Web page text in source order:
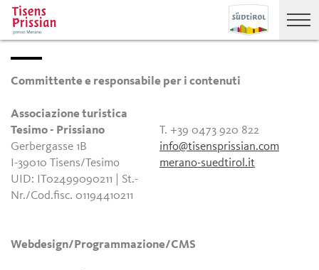
Committente e responsabile per i contenuti
Associazione turistica
Tesimo - Prissiano
Gerbergasse 1B
I-39010 Tisens/Tesimo
UID: IT02499090211 | St.-
Nr./Cod.fisc. 01194410211
T. +39 0473 920 822
info@tisensprissian.com
merano-suedtirol.it
Webdesign/Programmazione/CMS